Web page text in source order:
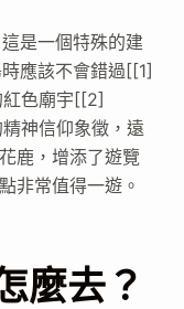
是一個特殊的建
應該不會錯過[[1]
紅色廟宇[[2]
神信仰象徵，遠
鹿，增添了遊覽
非常值得一遊。
麼去？